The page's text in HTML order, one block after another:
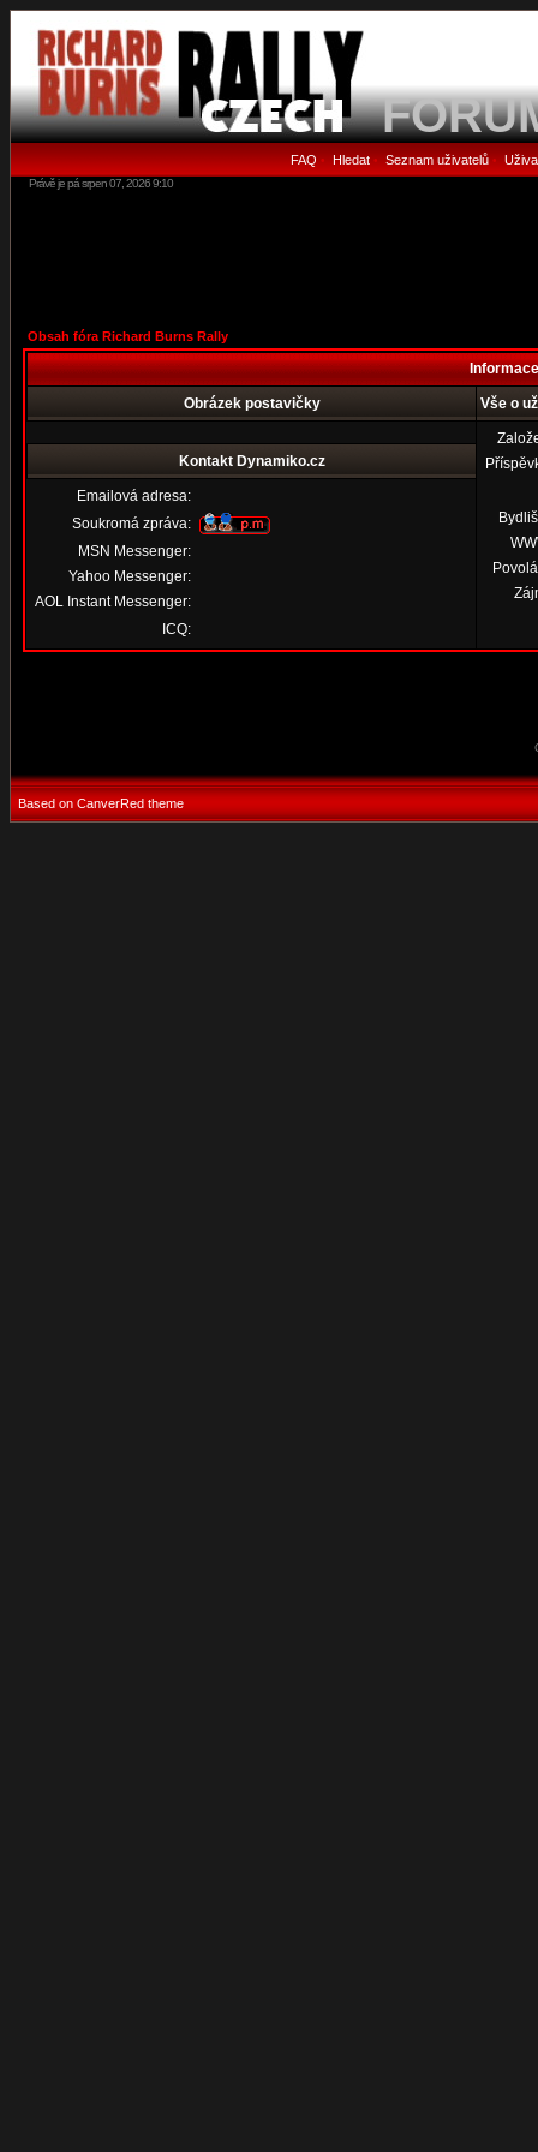
FAQ • Hledat• Seznam uživatelů•
Právě je pá srpen 07, 2026 9:10
Obsah fóra Richard Burns Rally
Obrázek postavičky Vše o
Kontakt Dynamiko.cz
Emailová adresa:
Soukromá zpráva:
MSN Messenger:
Yahoo Messenger:
AOL Instant Messenger:
ICQ:
Based on CanverRed theme